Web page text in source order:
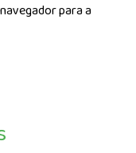
para a